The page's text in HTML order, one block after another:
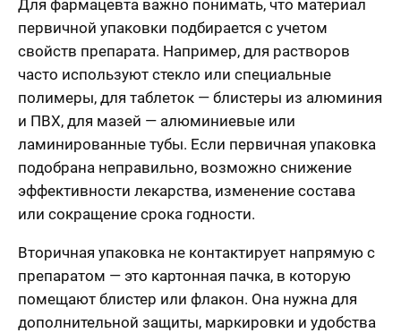
Для фармацевта важно понимать, что материал
первичной упаковки подбирается с учетом
свойств препарата. Например, для растворов
часто используют стекло или специальные
полимеры, для таблеток — блистеры из алюминия
и ПВХ, для мазей — алюминиевые или
ламинированные тубы. Если первичная упаковка
подобрана неправильно, возможно снижение
эффективности лекарства, изменение состава
или сокращение срока годности.
Вторичная упаковка не контактирует напрямую с
препаратом — это картонная пачка, в которую
помещают блистер или флакон. Она нужна для
дополнительной защиты, маркировки и удобства